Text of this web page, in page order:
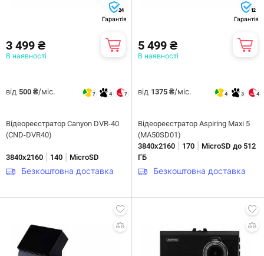
24
Гарантія
3 499 ₴
В наявності
від 500 ₴/міс. 7 4 7
Відеореєстратор Canyon DVR-40
(CND-DVR40)
3840х2160 140 MicroSD
Безкоштовна доставка
12
Гарантія
5 499 ₴
В наявності
від 1375 ₴/міс. 4 3 4
Відеореєстратор Aspiring Maxi 5
(MA50SD01)
3840х2160
170
MicroSD до 512
ГБ
Безкоштовна доставка